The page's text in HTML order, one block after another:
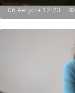
06 Августа 12:23